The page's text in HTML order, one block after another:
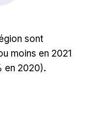
sont
moins en 2021
en 2020).